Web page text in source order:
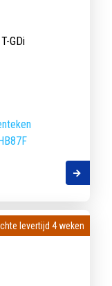
levertijd 4 weken
levertijd 4 weken